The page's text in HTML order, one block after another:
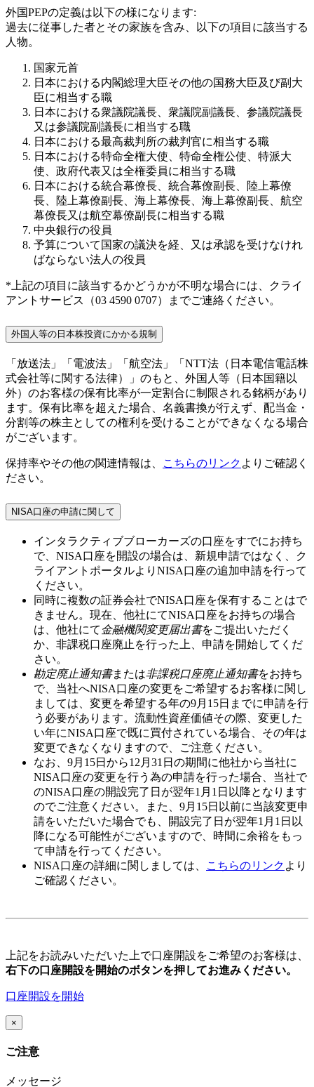
外国PEPの定義は以下の様になります:
過去に従事した者とその家族を含み、以下の項目に該当する
人物。
国家元首
日本における内閣総理大臣その他の国務大臣及び副大
臣に相当する職
日本における衆議院議長、衆議院副議長、参議院議長
又は参議院副議長に相当する職
日本における最高裁判所の裁判官に相当する職
日本における特命全権大使、特命全権公使、特派大
使、政府代表又は全権委員に相当する職
日本における統合幕僚長、統合幕僚副長、陸上幕僚
長、陸上幕僚副長、海上幕僚長、海上幕僚副長、航空
幕僚長又は航空幕僚副長に相当する職
中央銀行の役員
予算について国家の議決を経、又は承認を受けなけれ
ばならない法人の役員
*上記の項目に該当するかどうかが不明な場合には、クライ
アントサービス（03 4590 0707）までご連絡ください。
外国人等の日本株投資にかかる規制
「放送法」「電波法」「航空法」「NTT法（日本電信電話株
式会社等に関する法律）」のもと、外国人等（日本国籍以
外）のお客様の保有比率が一定割合に制限される銘柄があり
ます。保有比率を超えた場合、名義書換が行えず、配当金・
分割等の株主としての権利を受けることができなくなる場合
がございます。
保持率やその他の関連情報は、 こちらのリンク よりご確認く
ださい。
NISA口座の申請に関して
インタラクティブブローカーズの口座をすでにお持ち
で、NISA口座を開設の場合は、新規申請ではなく、ク
ライアントポータルよりNISA口座の追加申請を行って
ください。
同時に複数の証券会社でNISA口座を保有することはで
きません。現在、他社にてNISA口座をお持ちの場合
は、他社にて 金融機関変更届出書をご提出いただく
か、非課税口座廃止を行った上、申請を開始してくだ
さい。
勘定廃止通知書または非課税口座廃止通知書をお持ち
で、当社へNISA口座の変更をご希望するお客様に関し
ましては、変更を希望する年の9月15日 までに申請を行
う必要があります。流動性資産価値その際、変更した
い年にNISA口座で既に買付されている場合、その年は
変更できなくなりますので、ご注意ください。
なお、 9月15日から12月31日 の期間に他社から当社に
NISA口座の変更を行う為の申請を行った場合、当社で
のNISA口座の開設完了日が翌年1月1日 以降となります
のでご注意ください。また、 9月15日以前に当該変更申
請をいただいた場合でも、開設完了日が翌年1月1日以
降になる可能性がございますので、時間に余裕をもっ
て申請を行ってください。
NISA口座の詳細に関しましては、
こちらのリンク より
ご確認ください。
上記をお読みいただいた上で口座開設をご希望のお客様は、
右下の口座開設を開始のボタンを押してお進みください。
口座開設を開始
×
ご注意
メッセージ